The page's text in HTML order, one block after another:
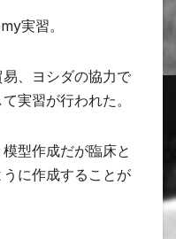
実習。
、ヨシダの協力で
実習が行われた。
型作成だが臨床と
に作成することが